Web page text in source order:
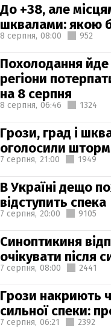
До +38, але
шквалами: якою
8 серпня, 08:00 952
Похолодання йде
регіони
на 8 серпня
8 серпня, 06:46 1324
Грози, град і
оголосили
7 серпня, 21:00 1949
В Україні дещо
відступить спека
7 серпня, 20:00 9105
Синоптикиня
очікувати після
7 серпня, 08:00 2441
Грози накриють
сильної спеки:
7 серпня, 06:21 2392